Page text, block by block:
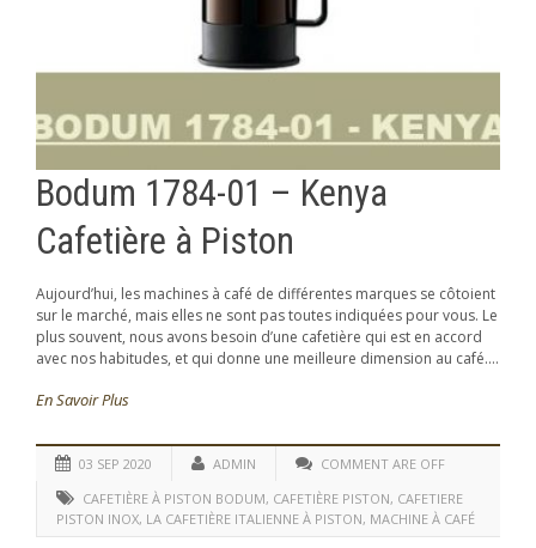
Bodum 1784-01 – Kenya
Cafetière à Piston
Aujourd’hui, les machines à café de différentes marques se côtoient
sur le marché, mais elles ne sont pas toutes indiquées pour vous. Le
plus souvent, nous avons besoin d’une cafetière qui est en accord
avec nos habitudes, et qui donne une meilleure dimension au café....
En Savoir Plus
03 SEP 2020 ADMIN
COMMENT ARE OFF
CAFETIÈRE À PISTON BODUM, CAFETIÈRE PISTON, CAFETIERE
PISTON INOX, LA CAFETIÈRE ITALIENNE À PISTON, MACHINE À CAFÉ